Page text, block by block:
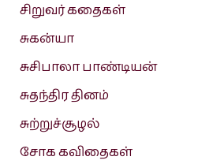
சிறுவர் கதைகள்
சுகன்யா
சுசிபாலா பாண்டியன்
சுதந்திர தினம்
சுற்றுச்சூழல்
சோக கவிதைகள்